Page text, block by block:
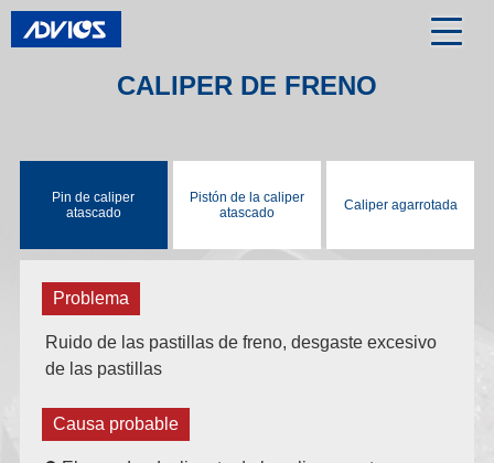
CALIPER DE FRENO
Pin de caliper
atascado
Pistón de la caliper
atascado
Caliper agarrotada
Problema
Ruido de las pastillas de freno, desgaste excesivo
de las pastillas
Causa probable